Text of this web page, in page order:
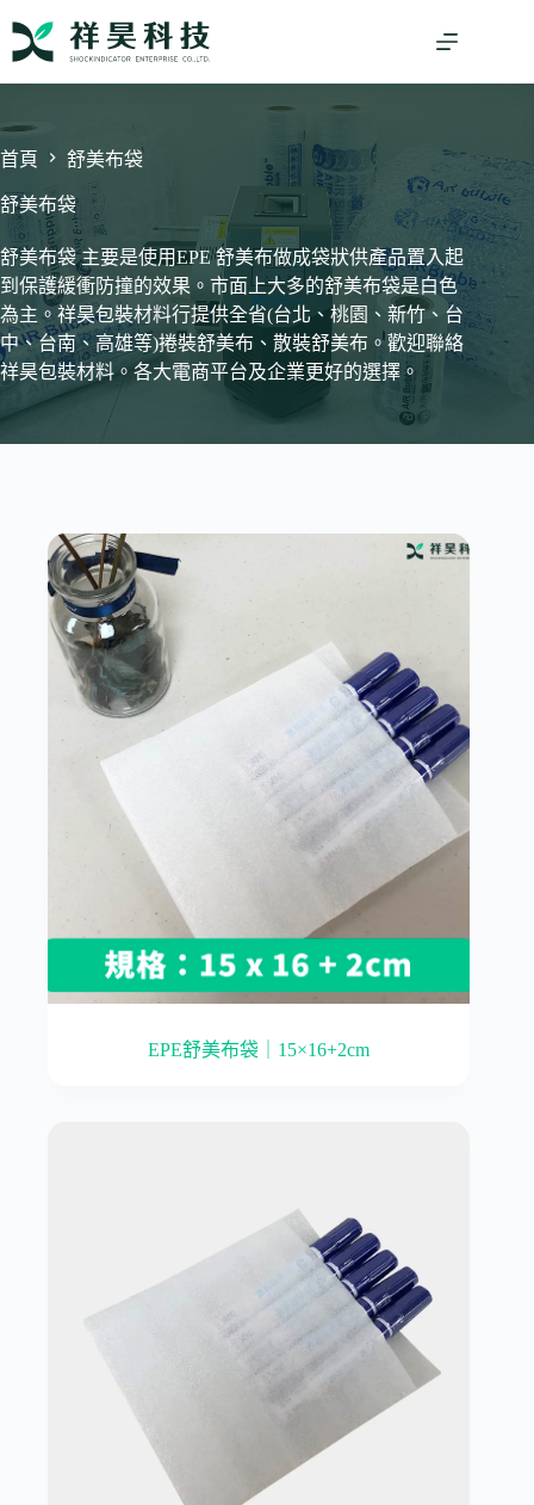
內
容
首頁 舒美布袋
舒美布袋
舒美布袋 主要是使用EPE 舒美布做成袋狀供產品置入起
到保護緩衝防撞的效果。市面上大多的舒美布袋是白色
為主。祥昊包裝材料行提供全省(台北、桃園、新竹、台
中、台南、高雄等)捲裝舒美布、散裝舒美布。歡迎聯絡
祥昊包裝材料。各大電商平台及企業更好的選擇。
EPE舒美布袋｜15×16+2cm